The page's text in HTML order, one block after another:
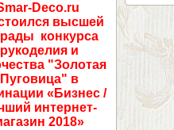
Deco.ru
высшей
конкурса
рукоделия и
"Золотая
Пуговица" в
«Бизнес /
интернет-
2018»